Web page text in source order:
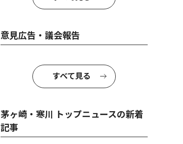
意見広告・議会報告
すべて見る
茅ヶ崎・寒川 トップニュースの新着
記事